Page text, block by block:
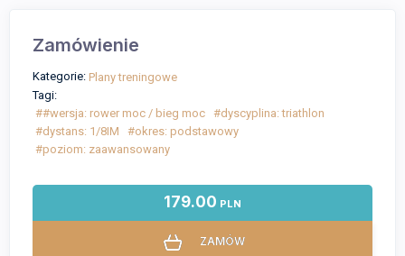
Zamówienie
Kategorie: Plany treningowe
Tagi:
##wersja: rower moc / bieg moc #dyscyplina: triathlon
#dystans: 1/8IM
#okres: podstawowy
#poziom: zaawansowany
179.00 PLN
ZAMÓW